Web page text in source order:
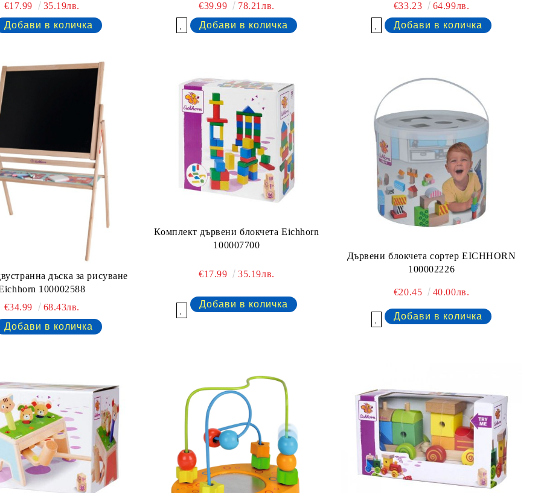
€17.99
35.19лв.
€39.99
78.21лв.
€33.23
64.99лв.
дъска за рисуване
100002588
€34.99
68.43лв.
Комплект дървени блокчета Eichhorn
100007700
€17.99 35.19лв.
Дървени блокчета сортер EICHHORN
100002226
€20.45 40.00лв.